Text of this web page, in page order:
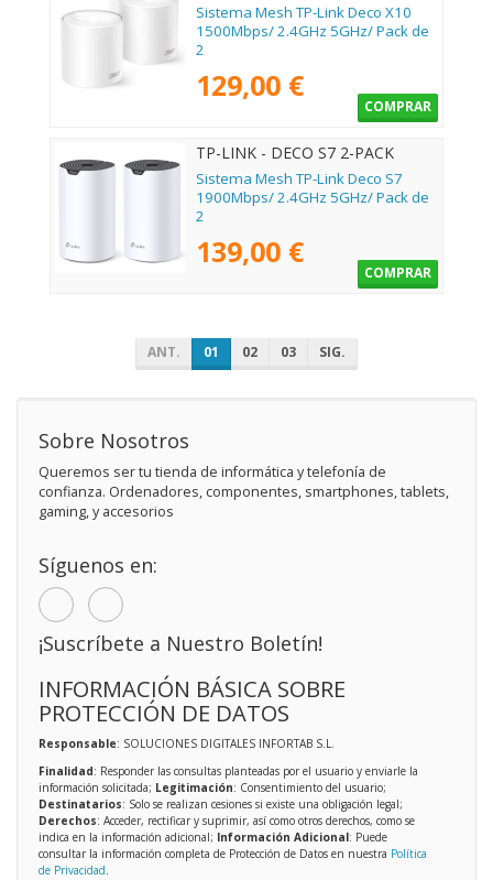
Sistema Mesh TP-Link Deco X10
1500Mbps/ 2.4GHz 5GHz/ Pack de
2
129,00 €
COMPRAR
TP-LINK - DECO S7 2-PACK
Sistema Mesh TP-Link Deco S7
1900Mbps/ 2.4GHz 5GHz/ Pack de
2
139,00 €
COMPRAR
ANT. 01 02 03 SIG.
Sobre Nosotros
Queremos ser tu tienda de informática y telefonía de
confianza. Ordenadores, componentes, smartphones, tablets,
gaming, y accesorios
Síguenos en:
¡Suscríbete a Nuestro Boletín!
INFORMACIÓN BÁSICA SOBRE
PROTECCIÓN DE DATOS
Responsable: SOLUCIONES DIGITALES INFORTAB S.L.
Finalidad: Responder las consultas planteadas por el usuario y enviarle la
información solicitada; Legitimación: Consentimiento del usuario;
Destinatarios: Solo se realizan cesiones si existe una obligación legal;
Derechos: Acceder, rectificar y suprimir, así como otros derechos, como se
indica en la información adicional; Información Adicional: Puede
consultar la información completa de Protección de Datos en nuestra Política
de Privacidad.